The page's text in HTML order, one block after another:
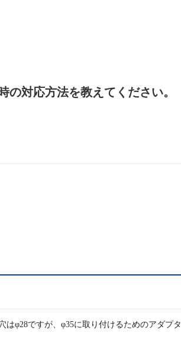
対応方法を教えてください。
はφ28ですが、φ35に取り付けるためのアダプタ